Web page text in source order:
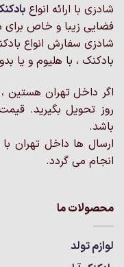
گزینه
ها
ممکن
است
در
محصول
انتخاب
شادزی با ارائه انواع
فضایی زیبا و خاص برای
شادزی سفارش انواع
بادکنک ، با هلیوم و یا
روز تحویل بگیرید.
باشد.
ارسال ها داخل تهران
انجام می گردد.
محصولات ما
لوازم تولد